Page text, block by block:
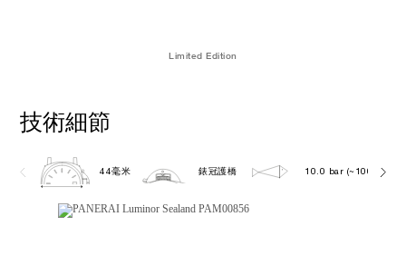
Limited Edition
技術細節
44毫米 錶冠護橋 10.0 bar (~100.0